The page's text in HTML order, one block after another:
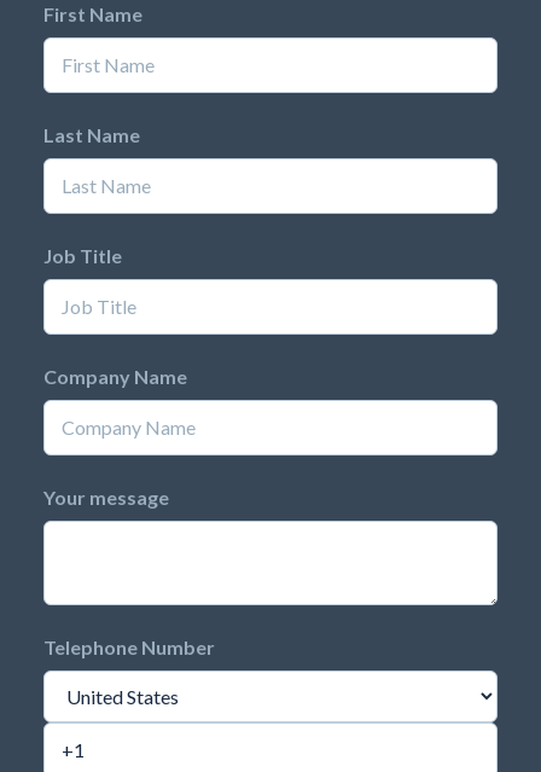
First Name
Last Name
Job Title
Company Name
Your message
Telephone Number